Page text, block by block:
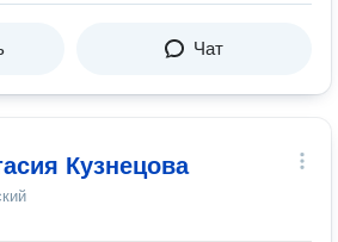
Чат
Кузнецова